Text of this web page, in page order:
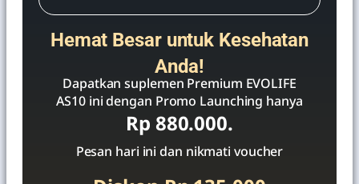
Hemat Besar untuk Kesehatan
Anda!
Dapatkan suplemen Premium EVOLIFE
AS10 ini dengan Promo Launching hanya
Rp 880.000.
Pesan hari ini dan nikmati voucher